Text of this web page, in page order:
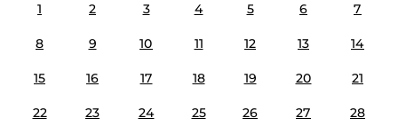
1
2 3 4 5 6 7
8 9 10 11 12 13 14
15 16 17 18 19 20 21
22 23 24 25 26 27 28